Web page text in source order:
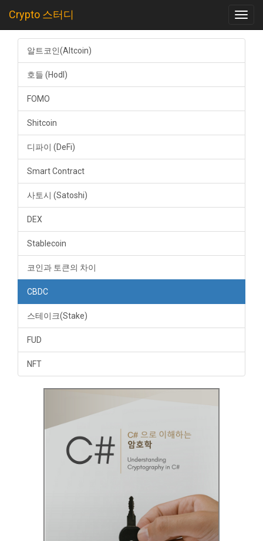
Crypto 스터디
알트코인(Altcoin)
호들 (Hodl)
FOMO
Shitcoin
디파이 (DeFi)
Smart Contract
사토시 (Satoshi)
DEX
Stablecoin
코인과 토큰의 차이
CBDC
스테이크(Stake)
FUD
NFT